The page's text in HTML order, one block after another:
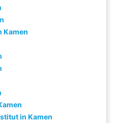
Kamen
in Kamen